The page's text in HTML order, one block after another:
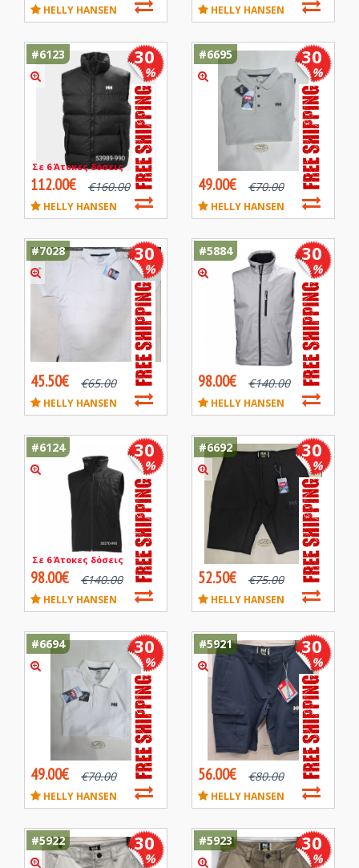
HELLY HANSEN HELLY HANSEN
112.00€ €160.00
HELLY HANSEN
Σε 6 Άτοκες δόσεις
#6123 30
%
49.00€ €70.00
HELLY HANSEN
#6695 30
%
45.50€ €65.00
HELLY HANSEN
#7028 30
%
98.00€ €140.00
HELLY HANSEN
#5884 30
%
98.00€ €140.00
HELLY HANSEN
Σε 6 Άτοκες δόσεις
#6124 30
%
52.50€ €75.00
HELLY HANSEN
#6692 30
%
49.00€ €70.00
HELLY HANSEN
#6694 30
%
56.00€ €80.00
HELLY HANSEN
#5921 30
%
#5922 30
%
#5923 30
%